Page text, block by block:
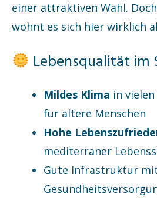
einer attraktiven Wahl.
wohnt es sich hier wirklich
Lebensqualität im
Mildes Klima in
für ältere Menschen
Hohe
mediterraner
Gute Infrastruktur